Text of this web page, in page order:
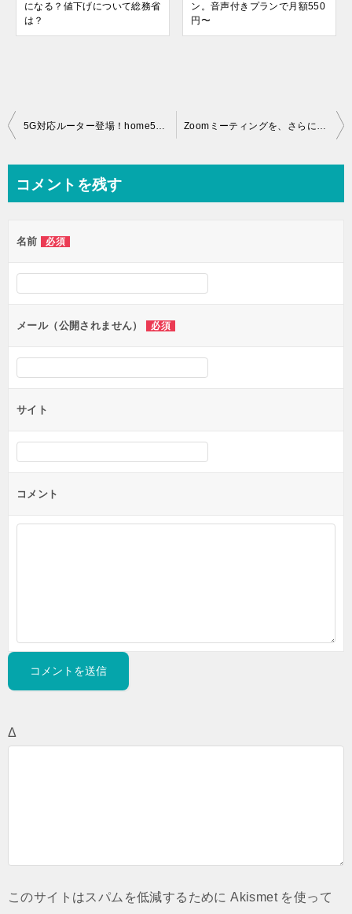
になる？値下げについて総務省
は？
ン。音声付きプランで月額550
円〜
投
ビ
ー
シ
ン
5G対応ルーター登場！home5Gスタート・ドコモ新作発表会 Zoomミーティングを、さらに使いやすく！おすすめ設定4つ
コメントを残す
名前 必須
メール（公開されません） 必須
サイト
コメント
Δ
このサイトはスパムを低減するために Akismet を使って